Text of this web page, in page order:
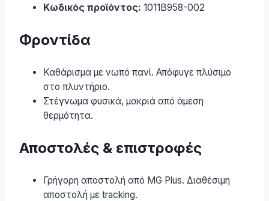
Κωδικός προϊόντος: 1011B958-002
Φροντίδα
Καθάρισμα με νωπό πανί. Απόφυγε πλύσιμο
στο πλυντήριο.
Στέγνωμα φυσικά, μακριά από άμεση
θερμότητα.
Αποστολές & επιστροφές
Γρήγορη αποστολή από MG Plus. Διαθέσιμη
αποστολή με tracking.